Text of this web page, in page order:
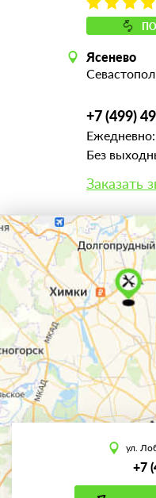
Ясенево
+7 (499)
Без
Заказать
ул.
+7